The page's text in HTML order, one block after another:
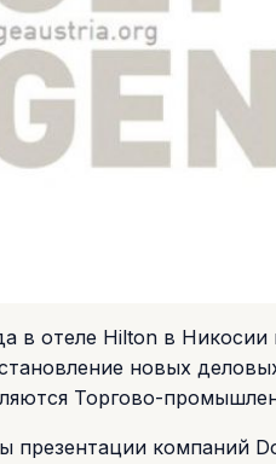
в отеле Hilton в
новых
Торгово-
презентации компаний